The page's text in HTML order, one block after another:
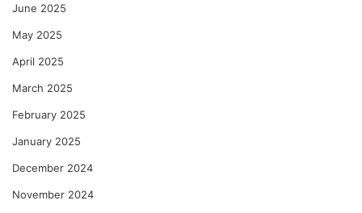
June 2025
May 2025
April 2025
March 2025
February 2025
January 2025
December 2024
November 2024